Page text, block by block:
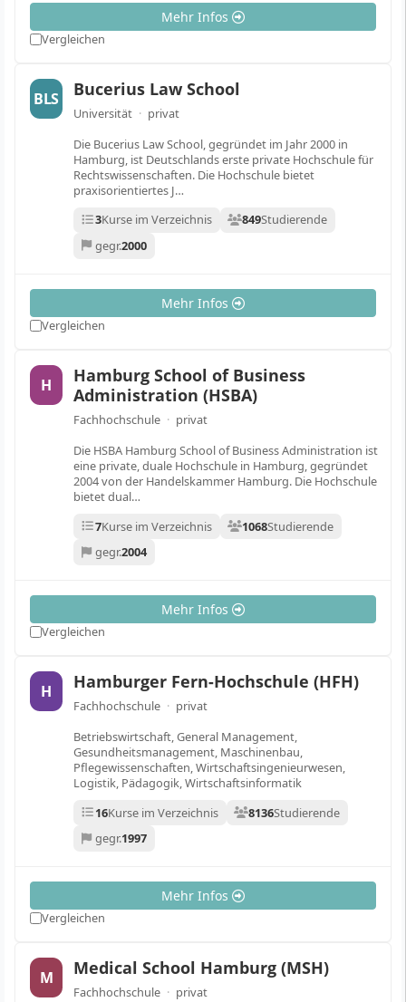
Mehr Infos
Vergleichen
BLS Bucerius Law School
Universität · privat
Die Bucerius Law School, gegründet im Jahr 2000 in
Hamburg, ist Deutschlands erste private Hochschule für
Rechtswissenschaften. Die Hochschule bietet
praxisorientiertes J…
3Kurse im Verzeichnis 849Studierende
gegr.2000
Mehr Infos
Vergleichen
H
Hamburg School of Business
Administration (HSBA)
Fachhochschule · privat
Die HSBA Hamburg School of Business Administration ist
eine private, duale Hochschule in Hamburg, gegründet
2004 von der Handelskammer Hamburg. Die Hochschule
bietet dual…
7Kurse im Verzeichnis 1068Studierende
gegr.2004
Mehr Infos
Vergleichen
H Hamburger Fern-Hochschule (HFH)
Fachhochschule · privat
Betriebswirtschaft, General Management,
Gesundheitsmanagement, Maschinenbau,
Pflegewissenschaften, Wirtschaftsingenieurwesen,
Logistik, Pädagogik, Wirtschaftsinformatik
16Kurse im Verzeichnis 8136Studierende
gegr.1997
Mehr Infos
Vergleichen
M Medical School Hamburg (MSH)
Fachhochschule · privat